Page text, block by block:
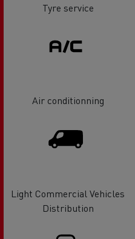
Tyre service
Air conditionning
Light Commercial Vehicles
Distribution